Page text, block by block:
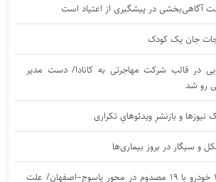
آگاهی‌بخشی در پیشگیری از اعتیاد است
نجات جان یک کودک
در قالب شرکت مهاجرتی به کانادا/ دست مدیر
و بازنشرِ ویدئوهایِ تکراری
و سیگار در بروز بیماری‌ها
تصادف زنجیره‌ای ۱۲ خودرو با ۱۹ مصدوم در محور یاسوج–اصفهان/ علت